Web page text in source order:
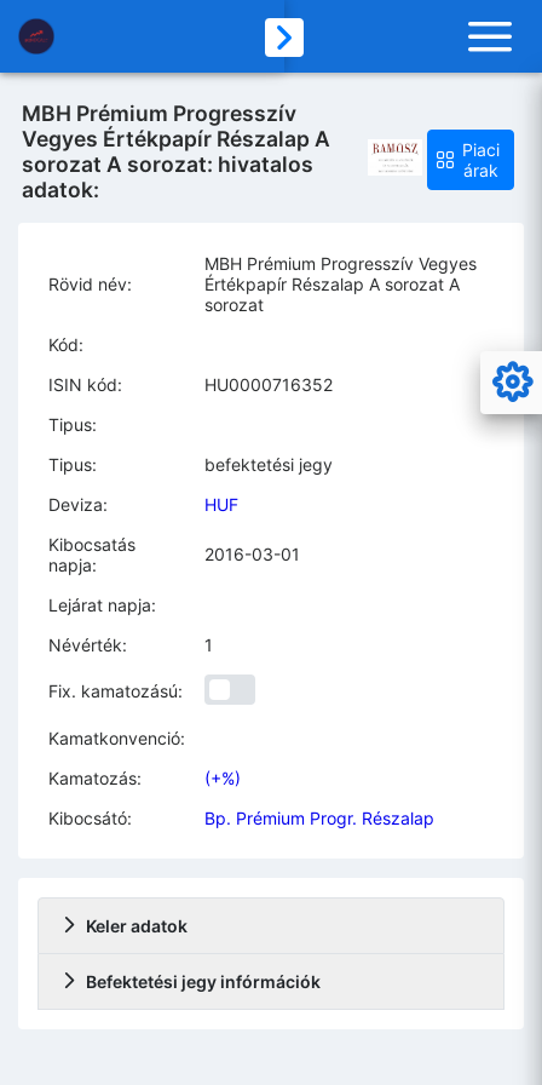
MBH Prémium Progresszív
Vegyes Értékpapír Részalap A
sorozat A sorozat: hivatalos
adatok:
Piaci
árak
Rövid név:
MBH Prémium Progresszív Vegyes
Értékpapír Részalap A sorozat A
sorozat
Kód:
ISIN kód:
HU0000716352
Tipus:
Tipus:
befektetési jegy
Deviza:
HUF
Kibocsatás
napja:
2016-03-01
Lejárat napja:
Névérték:
1
Fix. kamatozású:
Kamatkonvenció:
Kamatozás:
(+%)
Kibocsátó:
Bp. Prémium Progr. Részalap
Keler adatok
Befektetési jegy infórmációk